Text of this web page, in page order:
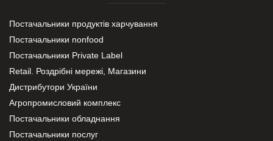
Постачальники продуктів харчування
Постачальники nonfood
Постачальники Private Label
Retail. Роздрібні мережі, Магазини
Дистрибутори України
Агропромисловий комплекс
Постачальники обладнання
Постачальники послуг